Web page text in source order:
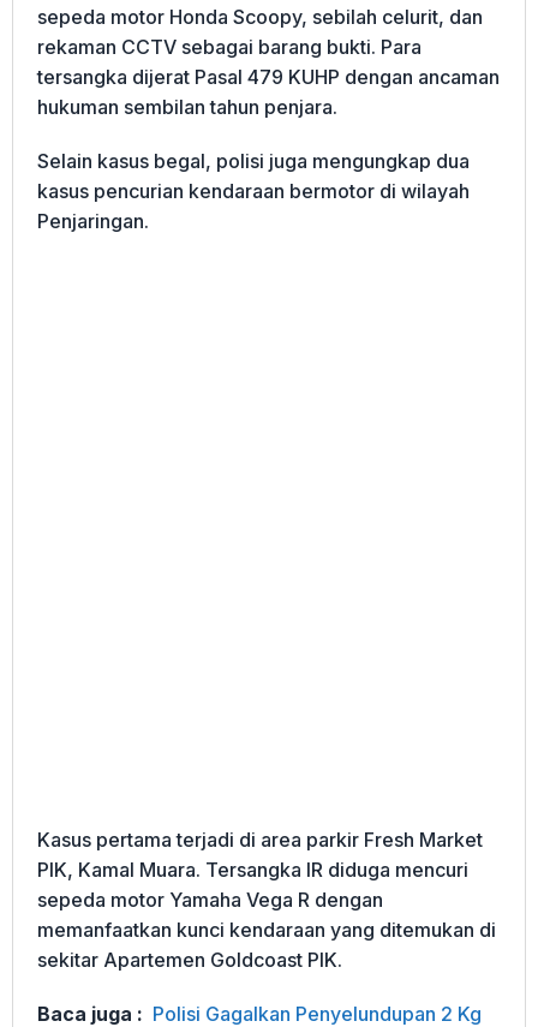
sepeda motor Honda Scoopy, sebilah celurit, dan
rekaman CCTV sebagai barang bukti. Para
tersangka dijerat Pasal 479 KUHP dengan ancaman
hukuman sembilan tahun penjara.
Selain kasus begal, polisi juga mengungkap dua
kasus pencurian kendaraan bermotor di wilayah
Penjaringan.
Kasus pertama terjadi di area parkir Fresh Market
PIK, Kamal Muara. Tersangka IR diduga mencuri
sepeda motor Yamaha Vega R dengan
memanfaatkan kunci kendaraan yang ditemukan di
sekitar Apartemen Goldcoast PIK.
Baca juga : Polisi Gagalkan Penyelundupan 2 Kg